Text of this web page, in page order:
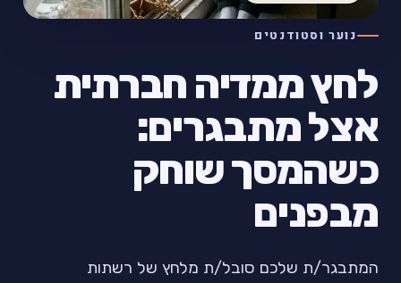
נוער וסטודנטים
לחץ ממדיה חברתית
אצל מתבגרים:
כשהמסך שוחק
מבפנים
המתבגר/ת שלכם סובל/ת מלחץ של רשתות